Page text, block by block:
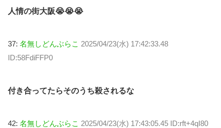
人情の街大阪😭😭😭
37: 名無しどんぶらこ 2025/04/23(水) 17:42:33.48
ID:58FdiFFP0
付き合ってたらそのうち殺されるな
42: 名無しどんぶらこ 2025/04/23(水) 17:43:05.45 ID:rft+4qI80